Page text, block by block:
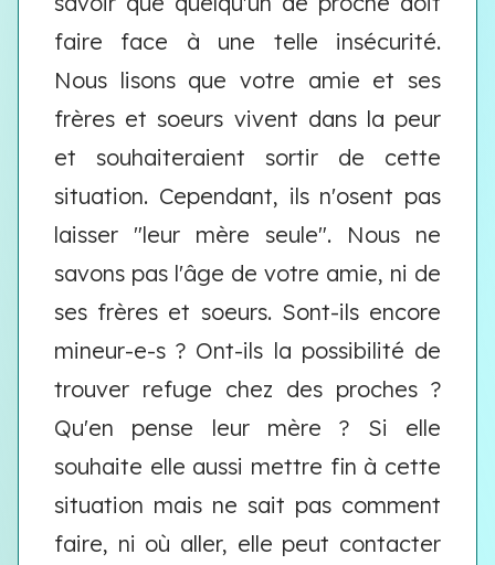
faire face à une telle insécurité.
Nous lisons que votre amie et ses
frères et soeurs vivent dans la peur
et souhaiteraient sortir de cette
situation. Cependant, ils n'osent pas
laisser "leur mère seule". Nous ne
savons pas l'âge de votre amie, ni de
ses frères et soeurs. Sont-ils encore
mineur-e-s ? Ont-ils la possibilité de
trouver refuge chez des proches ?
Qu'en pense leur mère ? Si elle
souhaite elle aussi mettre fin à cette
situation mais ne sait pas comment
faire, ni où aller, elle peut contacter